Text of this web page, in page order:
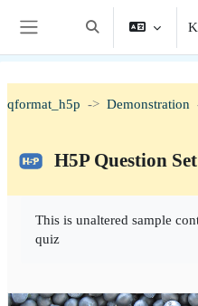
Vaihda hakusyöttöä
qformat_h5p Demonstration
H5P Question Set
This is unaltered sample
quiz